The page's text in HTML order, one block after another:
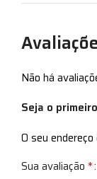
Não há
Seja o
O seu
Sua avaliação *